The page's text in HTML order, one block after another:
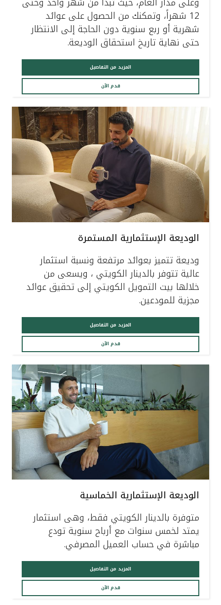
12 شهراً، وتمكنك من الحصول على عوائد
شهرية أو ربع سنوية دون الحاجة إلى الانتظار
حتى نهاية تاريخ استحقاق الوديعة.
المزيد من التفاصيل
قدم الآن
الوديعة الإستثمارية المستمرة
وديعة تتميز بعوائد مرتفعة ونسبة استثمار
عالية تتوفر بالدينار الكويتي ، ويسعى من
خلالها بيت التمويل الكويتي إلى تحقيق عوائد
مجزية للمودعين.
المزيد من التفاصيل
قدم الآن
الوديعة الإستثمارية الخماسية
متوفرة بالدينار الكويتي فقط، وهى استثمار
يمتد لخمس سنوات مع أرباح سنوية تودع
مباشرة في حساب العميل المصرفي.
المزيد من التفاصيل
قدم الآن